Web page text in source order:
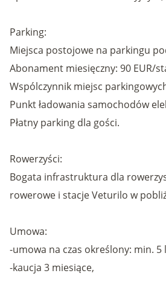
Parking:
Miejsca postojowe na parkingu
Abonament miesięczny: 90 EUR/
Wspólczynnik miejsc
Punkt ładowania samochodów
Płatny parking dla gości.
Rowerzyści:
Bogata infrastruktura dla
rowerowe i stacje Veturilo w
Umowa:
-umowa na czas określony: min. 5
-kaucja 3 miesiące,